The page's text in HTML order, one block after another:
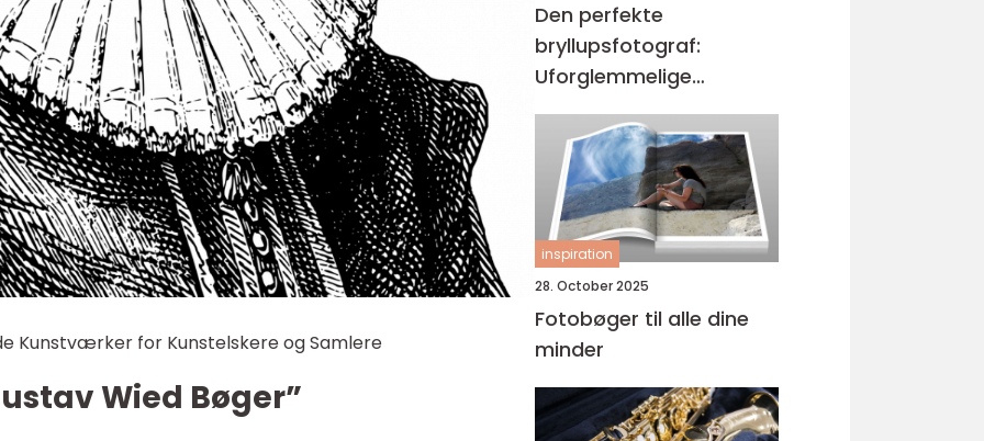
Kunstværker for Kunstelskere og Samlere
Wied Bøger”
Den perfekte
bryllupsfotograf:
Uforglemmelige
øjeblikke
inspiration
28. October 2025
Fotobøger til alle dine
minder